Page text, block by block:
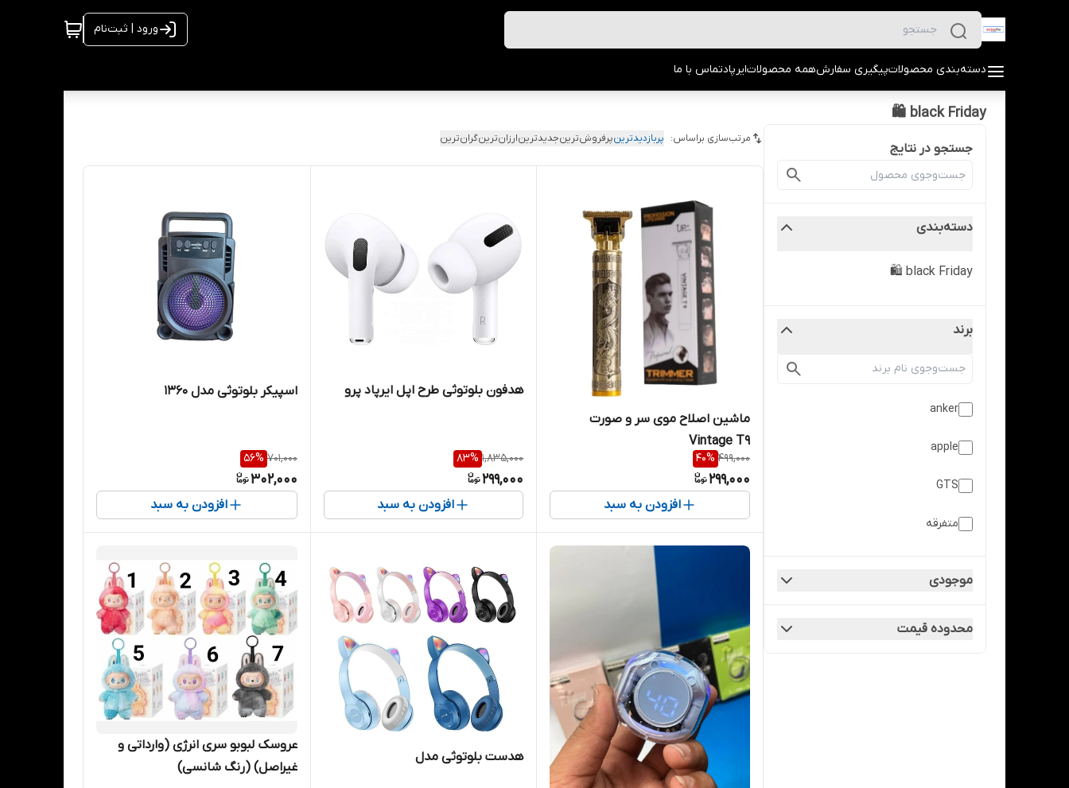
ورود | ثبت‌نام
دسته‌بندی محصولاتپیگیری سفارشهمه محصولاتایرپادتماس با ما
black Friday 🛍️
جستجو در نتایج
دسته‌بندی
black Friday 🛍️
برند
anker
apple
GTS
متفرقه
موجودی
محدوده قیمت
مرتب‌سازی براساس: پربازدیدترینپرفروش‌ترینجدیدترینارزان‌ترینگران‌ترین
ماشین اصلاح موی سر و صورت
Vintage T9
499,000
40%
299,000
افزودن به سبد
هدفون بلوتوثی طرح اپل ایرپاد پرو
1,835,000
83%
299,000
افزودن به سبد
اسپیکر بلوتوثی مدل 1360
701,000
56%
302,000
افزودن به سبد
هدست بلوتوثی مدل
عروسک لبوبو سری انرژی (وارداتی و
غیراصل) (رنگ شانسی)